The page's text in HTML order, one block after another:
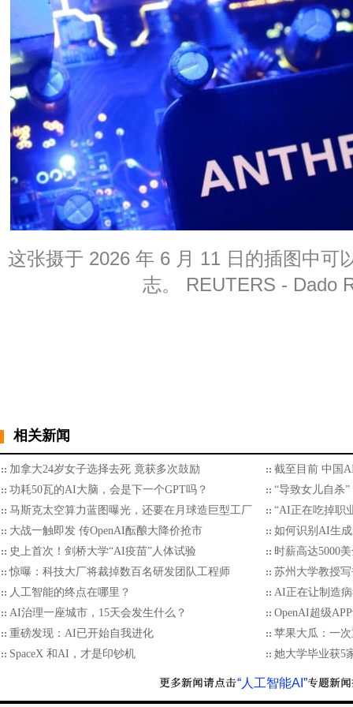
这张摄于 2026 年 6 月 11 日的插图中可
志。 REUTERS - Dado
相关新闻
加拿大24岁女子选择去死 竟获多次鼓励
截至目前 中国
功耗50瓦的AI大脑，会是下一个GPT吗？
“导致女儿自杀
马斯克太空算力蓝图曝光，还要在月球造巨型工厂
“AI正在吃掉职
大战一触即发 传OpenAI酝酿大降价抢市
如何识别AI生
史上首次！剑桥大学“AI疫苗”人体试验
时薪高达5000
惊曝：科技大厂将裁掉数百名研发团队工程师
苏州大学教授
人工智能的终点在哪里？
AI正在让制造
AI治理一座城市，15天会发生什么？
OpenAI超级
重磅发现：AI已开始自我进化
苹果大瓜：一
SpaceX 和AI，才是印钞机
她大学毕业获5
“人工智能AI”